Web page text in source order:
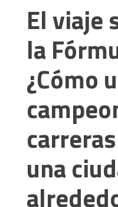
El viaje
la
¿Cómo
una